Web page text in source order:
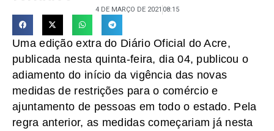
4 DE MARÇO DE 2021 08:15
Uma edição extra do Diário Oficial do Acre,
publicada nesta quinta-feira, dia 04, publicou o
adiamento do início da vigência das novas
medidas de restrições para o comércio e
ajuntamento de pessoas em todo o estado. Pela
regra anterior, as medidas começariam já nesta